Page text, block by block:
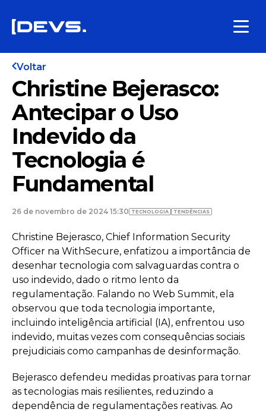
Voltar
Christine Bejerasco:
Antecipar o Uso
Indevido da
Tecnologia é
Fundamental
26 de novembro de 2024 15:30 TECNOLOGIA TENDÊNCIAS
Christine Bejerasco, Chief Information Security
Officer na WithSecure, enfatizou a importância de
desenhar tecnologia com salvaguardas contra o
uso indevido, dado o ritmo lento da
regulamentação. Falando no Web Summit, ela
observou que toda tecnologia importante,
incluindo inteligência artificial (IA), enfrentou uso
indevido, muitas vezes com consequências sociais
prejudiciais como campanhas de desinformação.
Bejerasco defendeu medidas proativas para tornar
as tecnologias mais resilientes, reduzindo a
dependência de regulamentações reativas. Ao